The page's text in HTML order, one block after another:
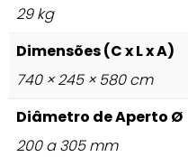
29 kg
Dimensões (C x L x A)
740 × 245 × 580 cm
Diâmetro de Aperto Ø
200 a 305 mm